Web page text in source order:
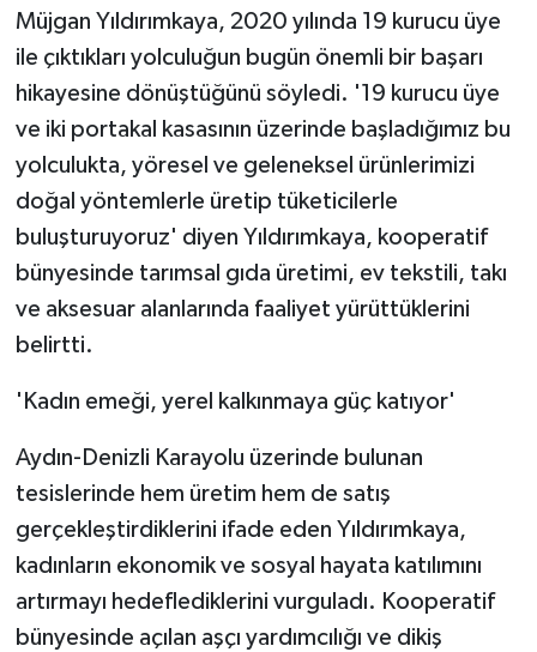
Müjgan Yıldırımkaya, 2020 yılında 19 kurucu üye
ile çıktıkları yolculuğun bugün önemli bir başarı
hikayesine dönüştüğünü söyledi. '19 kurucu üye
ve iki portakal kasasının üzerinde başladığımız bu
yolculukta, yöresel ve geleneksel ürünlerimizi
doğal yöntemlerle üretip tüketicilerle
buluşturuyoruz' diyen Yıldırımkaya, kooperatif
bünyesinde tarımsal gıda üretimi, ev tekstili, takı
ve aksesuar alanlarında faaliyet yürüttüklerini
belirtti.
'Kadın emeği, yerel kalkınmaya güç katıyor'
Aydın-Denizli Karayolu üzerinde bulunan
tesislerinde hem üretim hem de satış
gerçekleştirdiklerini ifade eden Yıldırımkaya,
kadınların ekonomik ve sosyal hayata katılımını
artırmayı hedeflediklerini vurguladı. Kooperatif
bünyesinde açılan aşçı yardımcılığı ve dikiş